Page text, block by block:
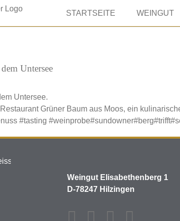
STARTSEITE WEINGUT
Untersee
Untersee.
Grüner Baum aus Moos, ein
#tasting #weinprobe#sundowner#berg#trifft
Weingut Elisabethenberg 1
D-78247 Hilzingen